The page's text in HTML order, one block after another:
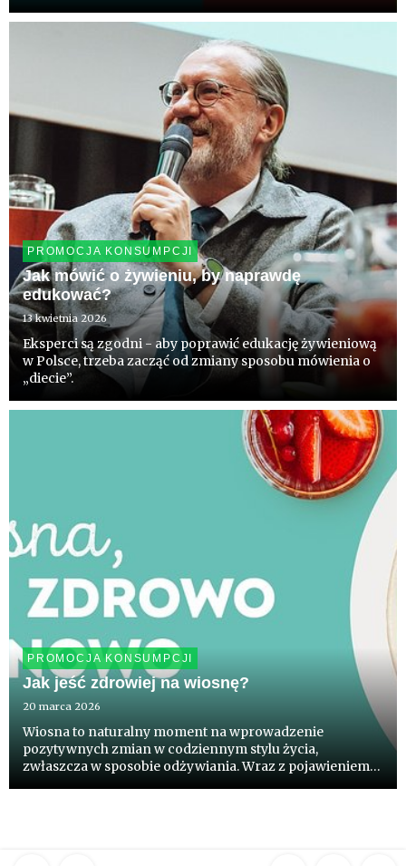
blisko 1/3 deklaruje chęć kupowania w nadchodzącym,
PROMOCJA KONSUMPCJI
Jak mówić o żywieniu, by naprawdę
edukować?
13 kwietnia 2026
Eksperci są zgodni - aby poprawić edukację żywieniową
w Polsce, trzeba zacząć od zmiany sposobu mówienia o
„diecie”.
PROMOCJA KONSUMPCJI
Jak jeść zdrowiej na wiosnę?
20 marca 2026
Wiosna to naturalny moment na wprowadzenie
pozytywnych zmian w codziennym stylu życia,
zwłaszcza w sposobie odżywiania. Wraz z pojawieniem